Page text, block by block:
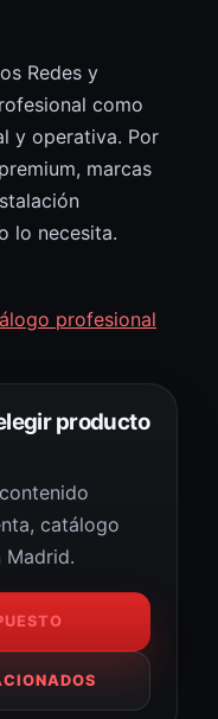
Redes y
como
y operativa. Por
marcas
lo necesita.
profesional
producto
catálogo
Madrid.